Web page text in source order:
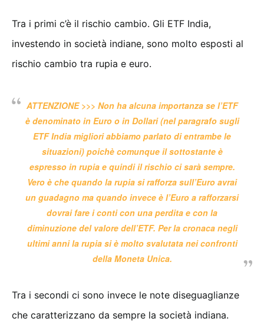
Tra i primi c’è il rischio cambio. Gli ETF India,
investendo in società indiane, sono molto esposti al
rischio cambio tra rupia e euro.
ATTENZIONE >>> Non ha alcuna importanza se l’ETF
è denominato in Euro o in Dollari (nel paragrafo sugli
ETF India migliori abbiamo parlato di entrambe le
situazioni) poichè comunque il sottostante è
espresso in rupia e quindi il rischio ci sarà sempre.
Vero è che quando la rupia si rafforza sull’Euro avrai
un guadagno ma quando invece è l’Euro a rafforzarsi
dovrai fare i conti con una perdita e con la
diminuzione del valore dell’ETF. Per la cronaca negli
ultimi anni la rupia si è molto svalutata nei confronti
della Moneta Unica.
Tra i secondi ci sono invece le note diseguaglianze
che caratterizzano da sempre la società indiana.